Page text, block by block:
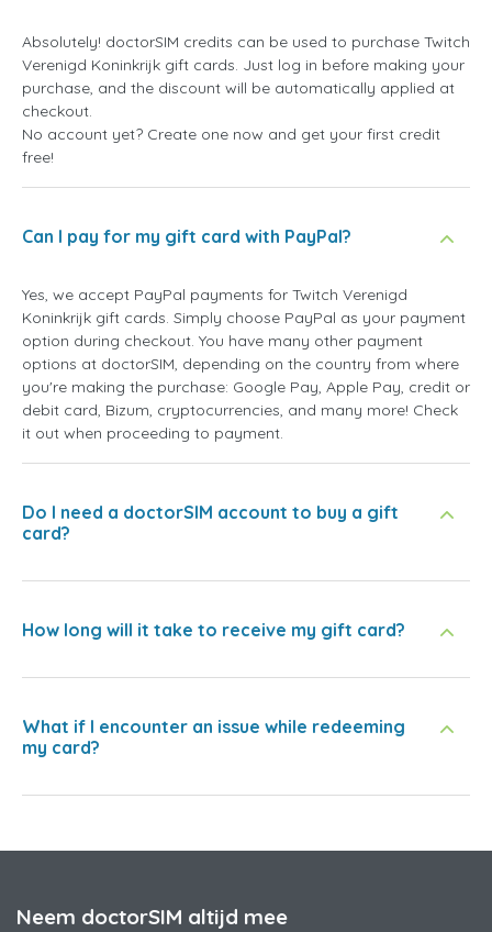
Absolutely! doctorSIM credits can be used to purchase Twitch
Verenigd Koninkrijk gift cards. Just log in before making your
purchase, and the discount will be automatically applied at
checkout.
No account yet? Create one now and get your first credit
free!
Can I pay for my gift card with PayPal?
Yes, we accept PayPal payments for Twitch Verenigd
Koninkrijk gift cards. Simply choose PayPal as your payment
option during checkout. You have many other payment
options at doctorSIM, depending on the country from where
you're making the purchase: Google Pay, Apple Pay, credit or
debit card, Bizum, cryptocurrencies, and many more! Check
it out when proceeding to payment.
Do I need a doctorSIM account to buy a gift
card?
How long will it take to receive my gift card?
What if I encounter an issue while redeeming
my card?
Neem doctorSIM altijd mee